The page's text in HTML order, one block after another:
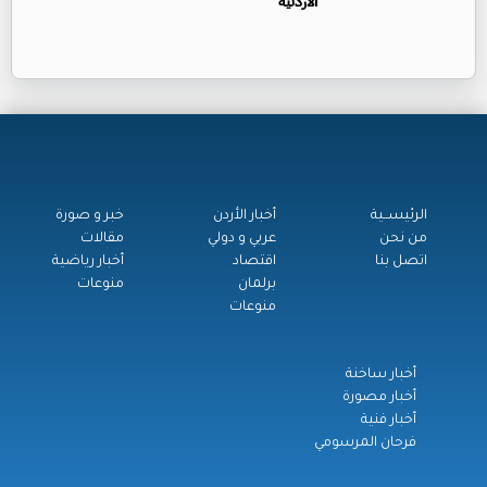
الرئيســية
من نحن
اتصل بنا
أخبار الأردن
عربي و دولي
اقتصاد
برلمان
منوعات
خبر و صورة
مقالات
أخبار رياضية
منوعات
أخبار ساخنة
أخبار مصورة
أخبار فنية
فرحان المرسومي